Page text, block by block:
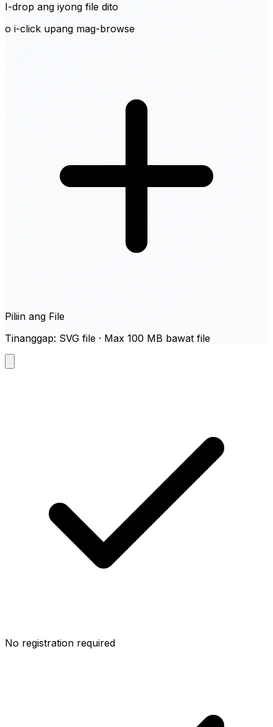
I-drop ang iyong file dito
o i-click upang mag-browse
Piliin ang File
Tinanggap: SVG file · Max 100 MB bawat file
No registration required